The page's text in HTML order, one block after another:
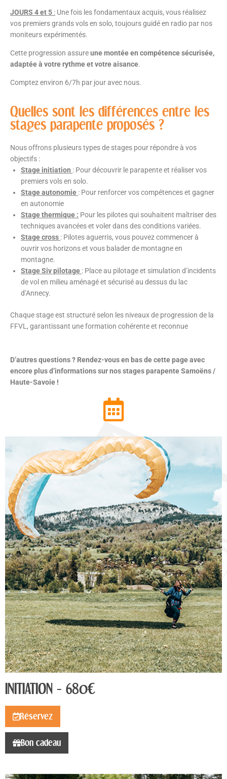
JOURS 4 et 5 : Une fois les fondamentaux acquis, vous réalisez
vos premiers grands vols en solo, toujours guidé en radio par nos
moniteurs expérimentés.
Cette progression assureune montée en compétence sécurisée,
adaptée à votre rythme et votre aisance.
Comptez environ 6/7h par jour avec nous.
Quelles sont les différences entre les
stages parapente proposés ?
Nous offrons plusieurs types de stages pour répondre à vos
objectifs :
Stage initiation : Pour découvrir le parapente et réaliser vos
premiers vols en solo.
Stage autonomie : Pour renforcer vos compétences et gagner
en autonomie
Stage thermique : Pour les pilotes qui souhaitent maîtriser des
techniques avancées et voler dans des conditions variées.
Stage cross : Pilotes aguerris, vous pouvez commencer à
ouvrir vos horizons et vous balader de montagne en
montagne.
Stage Siv pilotage : Place au pilotage et simulation d’incidents
de vol en milieu aménagé et sécurisé au dessus du lac
d’Annecy.
Chaque stage est structuré selon les niveaux de progression de la
FFVL, garantissant une formation cohérente et reconnue
D’autres questions ? Rendez-vous en bas de cette page avec
encore plus d’informations sur nos stages parapente Samoëns /
Haute-Savoie !
Découvrez le calendrier des stages
INITIATION - 680€
Réservez
Bon cadeau